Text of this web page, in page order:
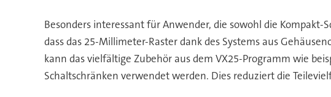
Besonders interessant für Anwender, die sowohl die Kompakt-
dass das 25-Millimeter-Raster dank des Systems aus
kann das vielfältige Zubehör aus dem VX25-Programm wie
Schaltschränken verwendet werden. Dies reduziert die